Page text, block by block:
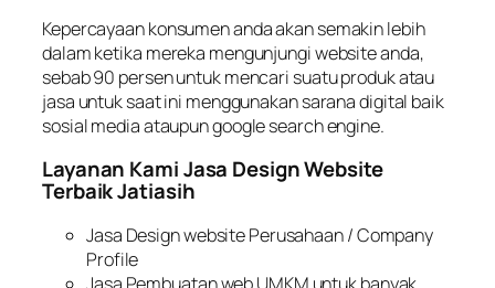
Kepercayaan konsumen anda akan semakin lebih
dalam ketika mereka mengunjungi website anda,
sebab 90 persen untuk mencari suatu produk atau
jasa untuk saat ini menggunakan sarana digital baik
sosial media ataupun google search engine.
Layanan Kami Jasa Design Website
Terbaik Jatiasih
Jasa Design website Perusahaan /Company
Profile